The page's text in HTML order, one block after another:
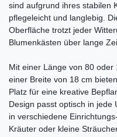
sind aufgrund ihres stabilen
pflegeleicht und langlebig.
Oberfläche trotzt jeder
Blumenkästen über lange
Mit einer Länge von 80
einer Breite von 18 cm
Platz für eine kreative
Design passt optisch in jede
in verschiedene
Kräuter oder kleine